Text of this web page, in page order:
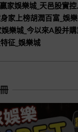
贏家娛樂城_天邑股實
家上榜胡潤百富_娛
樂城_今以來A股并
征_娛樂城